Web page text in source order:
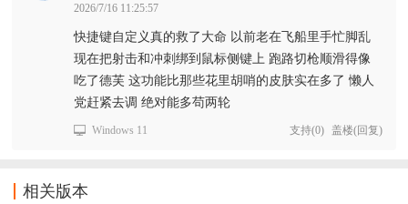
2026/7/16 11:25:57
快捷键自定义真的救了大命 以前老在飞船里手忙脚乱
现在把射击和冲刺绑到鼠标侧键上 跑路切枪顺滑得像
吃了德芙 这功能比那些花里胡哨的皮肤实在多了 懒人
党赶紧去调 绝对能多苟两轮
Windows 11 支持(0) 盖楼(回复)
相关版本